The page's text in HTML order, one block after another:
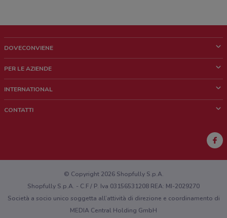
DOVECONVIENE
Chi siamo
Lavora con noi
PER LE AZIENDE
Richieste commerciali e marketing
INTERNATIONAL
CONTATTI
Hai un malfunzionamento sul web o sull'app?
© Copyright 2026 Shopfully S.p.A.
Shopfully S.p.A. - C.F / P. Iva 03156531208 REA: MI-2029270
Società a socio unico soggetta all’attività di direzione e coordinamento di
MEDIA Central Holding GmbH